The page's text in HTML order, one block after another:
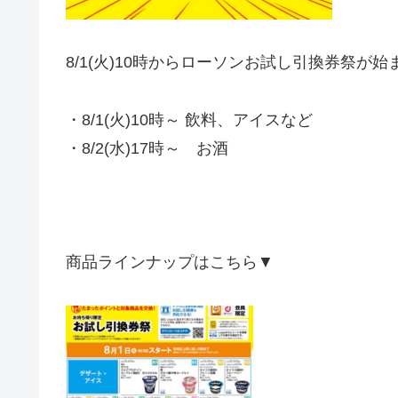
8/1(火)10時からローソンお試し引換券祭が始
・8/1(火)10時～ 飲料、アイスなど
・8/2(水)17時～ お酒
商品ラインナップはこちら▼